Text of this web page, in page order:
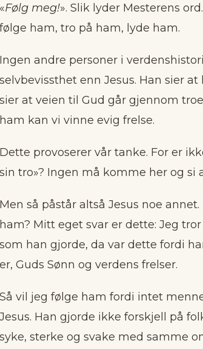
«Følg meg!». Slik lyder Mesterens
følge ham, tro på ham, lyde ham.
Ingen andre personer i
selvbevissthet enn Jesus. Han sier
sier at veien til Gud går gjennom
ham kan vi vinne evig frelse.
Dette provoserer vår tanke. For er
sin tro»? Ingen må komme her og si
Men så påstår altså Jesus noe annet.
ham? Mitt eget svar er dette: Jeg
som han gjorde, da var dette fordi
er, Guds Sønn og verdens frelser.
Så vil jeg følge ham fordi intet
Jesus. Han gjorde ikke forskjell på
syke, sterke og svake med samme